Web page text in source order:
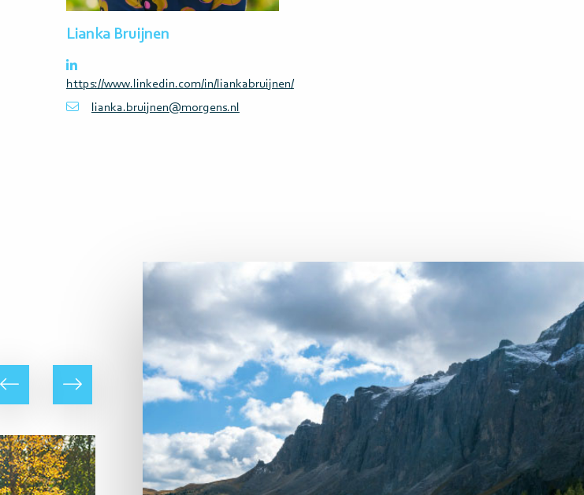
Lianka Bruijnen
https://www.linkedin.com/in/liankabruijnen/
lianka.bruijnen@morgens.nl
Volgende
Lees
meer
Lees